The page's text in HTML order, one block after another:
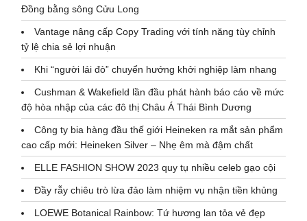
Đồng bằng sông Cửu Long
Vantage nâng cấp Copy Trading với tính năng tùy chỉnh
tỷ lệ chia sẻ lợi nhuận
Khi “người lái đò” chuyển hướng khởi nghiệp làm nhang
Cushman & Wakefield lần đầu phát hành báo cáo về mức
độ hòa nhập của các đô thị Châu Á Thái Bình Dương
Công ty bia hàng đầu thế giới Heineken ra mắt sản phẩm
cao cấp mới: Heineken Silver – Nhẹ êm mà đậm chất
ELLE FASHION SHOW 2023 quy tụ nhiều celeb gạo cội
Đầy rẫy chiêu trò lừa đảo làm nhiệm vụ nhận tiền khủng
LOEWE Botanical Rainbow: Tứ hương lan tỏa vẻ đẹp